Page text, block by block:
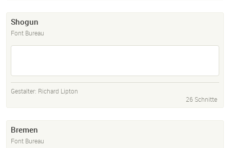
Shogun
Font Bureau
Gestalter: Richard Lipton
26 Schnitte
Bremen
Font Bureau